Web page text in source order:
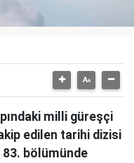
milli güreşçi
edilen tarihi dizisi
83. bölümünde